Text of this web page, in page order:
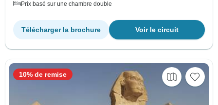
Prix basé sur une chambre double
Voir le circuit
Télécharger la brochure
10% de remise